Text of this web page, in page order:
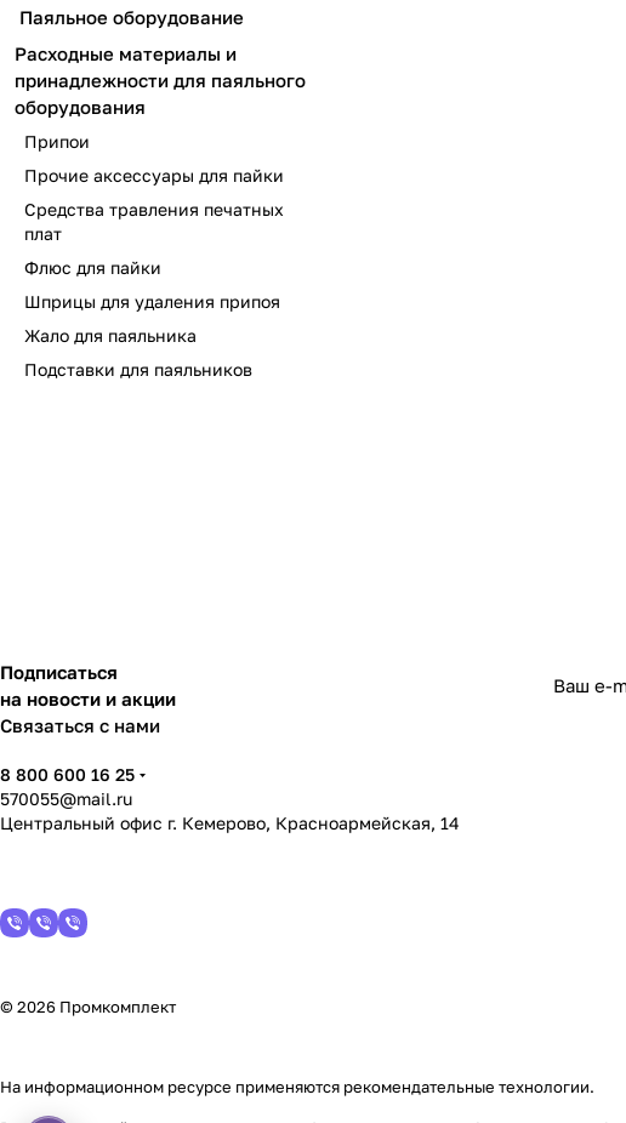
Паяльное оборудование
Расходные материалы и
принадлежности для паяльного
оборудования
Припои
Прочие аксессуары для пайки
Средства травления печатных
плат
Флюс для пайки
Шприцы для удаления припоя
Жало для паяльника
Подставки для паяльников
Подписаться
на новости и акции
Связаться с нами
8 800 600 16 25
570055@mail.ru
Центральный офис г. Кемерово, Красноармейская, 14
© 2026 Промкомплект
На информационном ресурсе применяются рекомендательные технологии.